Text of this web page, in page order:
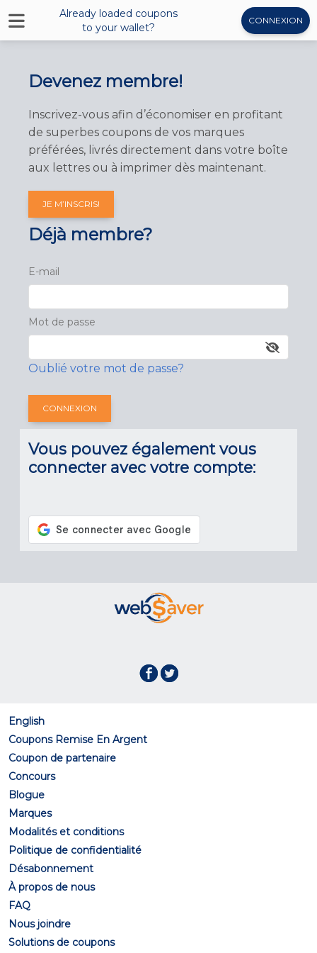
Already loaded coupons
to your wallet?
CONNEXION
Devenez membre!
Inscrivez-vous afin d’économiser en profitant
de superbes coupons de vos marques
préférées, livrés directement dans votre boîte
aux lettres ou à imprimer dès maintenant.
JE M’INSCRIS!
Déjà membre?
E-mail
Mot de passe
Oublié votre mot de passe?
Vous pouvez également vous
connecter avec votre compte:
English
Coupons Remise En Argent
Coupon de partenaire
Concours
Blogue
Marques
Modalités et conditions
Politique de confidentialité
Désabonnement
À propos de nous
FAQ
Nous joindre
Solutions de coupons